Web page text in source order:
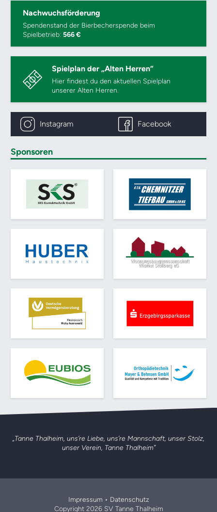
Nachwuchsförderung
Spendenstand der Bierbecherspende beim
Spielbetrieb:566 €
Spielplan der „Alten Herren“
Hier findest du den aktuellen Spielplan
unserer Alten Herren.
Instagram Facebook
Sponsoren
„Tanne Thalheim, uns’re Liebe, uns’re Mannschaft, unser Stolz,
unser Verein, Tanne Thalheim”
Impressum • Datenschutz
Copyright 2026 SV Tanne Thalheim